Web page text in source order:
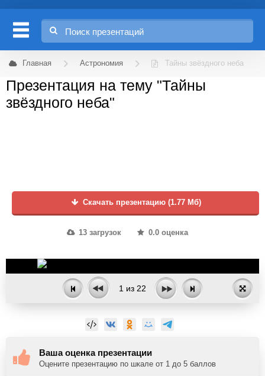
Главная Астрономия Тайны звёздного неба
Презентация на тему "Тайны
звёздного неба"
Скачать презентацию (1.77 Мб)
13 загрузок 0.0 оценка
1 из 22
Ваша оценка презентации
Оцените презентацию по шкале от 1 до 5 баллов